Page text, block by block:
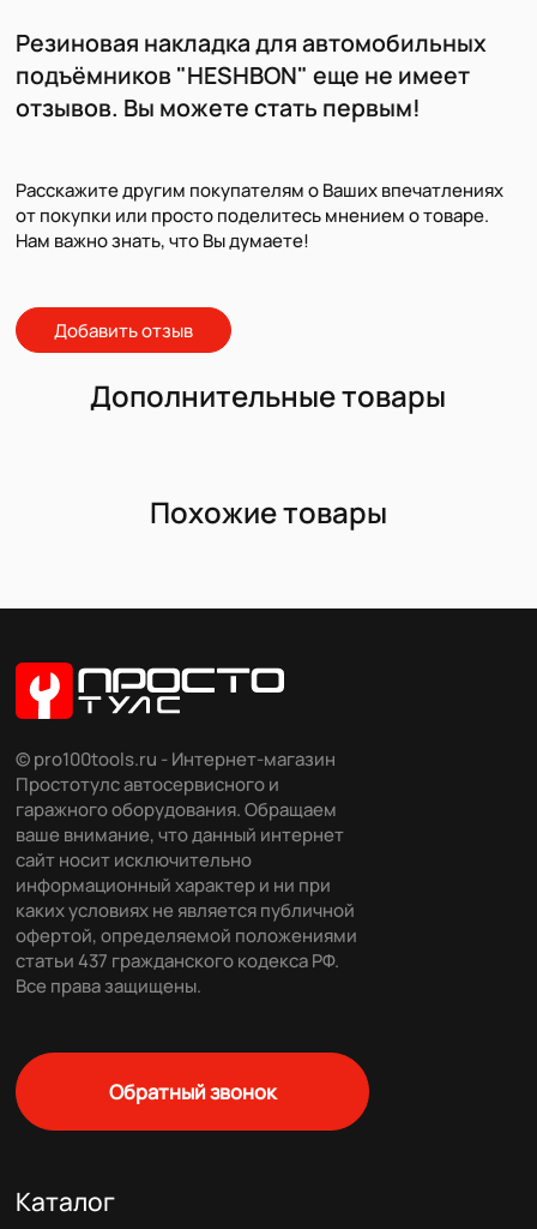
Резиновая накладка для автомобильных
подъёмников "HESHBON" еще не имеет
отзывов. Вы можете стать первым!
Расскажите другим покупателям о Ваших впечатлениях
от покупки или просто поделитесь мнением о товаре.
Нам важно знать, что Вы думаете!
Добавить отзыв
Дополнительные товары
Похожие товары
© pro100tools.ru - Интернет-магазин
Простотулс автосервисного и
гаражного оборудования. Обращаем
ваше внимание, что данный интернет
сайт носит исключительно
информационный характер и ни при
каких условиях не является публичной
офертой, определяемой положениями
статьи 437 гражданского кодекса РФ.
Все права защищены.
Обратный звонок
Каталог